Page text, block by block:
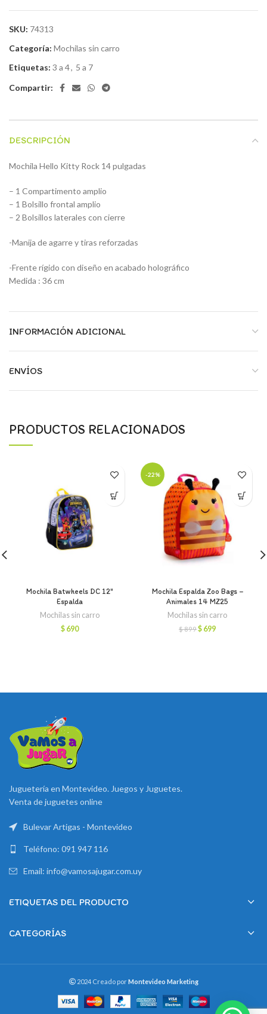
SKU: 74313
Categoría: Mochilas sin carro
Etiquetas: 3 a 4, 5 a 7
Compartir:
DESCRIPCIÓN
Mochila Hello Kitty Rock 14 pulgadas
– 1 Compartimento amplio
– 1 Bolsillo frontal amplio
– 2 Bolsillos laterales con cierre
-Manija de agarre y tiras reforzadas
-Frente rígido con diseño en acabado holográfico
Medida : 36 cm
INFORMACIÓN ADICIONAL
ENVÍOS
PRODUCTOS RELACIONADOS
Mochila Batwheels DC 12″
Espalda
Mochilas sin carro
$ 690
-22%
Mochila Espalda Zoo Bags –
Animales 14 MZ25
Mochilas sin carro
$899El
$ 699El
Juguetería en Montevideo. Juegos y Juguetes.
Venta de juguetes online
Bulevar Artigas - Montevideo
Teléfono: 091 947 116
Email: info@vamosajugar.com.uy
ETIQUETAS DEL PRODUCTO
CATEGORÍAS
2024 Creado porMontevideo Marketing